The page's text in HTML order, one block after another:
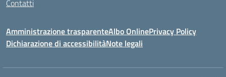
Contatti
Amministrazione trasparenteAlbo OnlinePrivacy Policy
Dichiarazione di accessibilitàNote legali